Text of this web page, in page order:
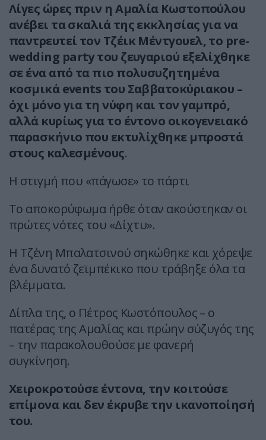
Λίγες ώρες πριν η Αμαλία Κωστοπούλου
ανέβει τα σκαλιά της εκκλησίας για να
παντρευτεί τον Τζέικ Μέντγουελ, το pre-
wedding party του ζευγαριού εξελίχθηκε
σε ένα από τα πιο πολυσυζητημένα
κοσμικά events του Σαββατοκύριακου –
όχι μόνο για τη νύφη και τον γαμπρό,
αλλά κυρίως για το έντονο οικογενειακό
παρασκήνιο που εκτυλίχθηκε μπροστά
στους καλεσμένους.
Η στιγμή που «πάγωσε» το πάρτι
Το αποκορύφωμα ήρθε όταν ακούστηκαν οι
πρώτες νότες του «Δίχτυ».
Η Τζένη Μπαλατσινού σηκώθηκε και χόρεψε
ένα δυνατό ζεϊμπέκικο που τράβηξε όλα τα
βλέμματα.
Δίπλα της, ο Πέτρος Κωστόπουλος – ο
πατέρας της Αμαλίας και πρώην σύζυγός της
– την παρακολουθούσε με φανερή
συγκίνηση.
Χειροκροτούσε έντονα, την κοιτούσε
επίμονα και δεν έκρυβε την ικανοποίησή
του.